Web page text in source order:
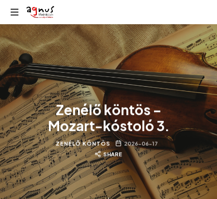
Agnus
Rádió
Kolozsvár
közösségi
rádiója
Zenélő köntös –
Mozart-kóstoló 3.
ZENÉLŐ KÖNTÖS
2026-06-17
SHARE